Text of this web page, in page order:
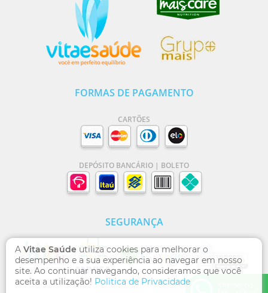
A Vitae Saúde utiliza cookies para melhorar o
desempenho e a sua experiência ao navegar em nosso
site. Ao continuar navegando, consideramos que você
aceita a utilização! Politica de Privacidade
FORMAS DE PAGAMENTO
CARTÕES
DEPÓSITO BANCÁRIO | BOLETO
SEGURANÇA